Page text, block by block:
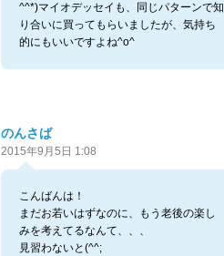
^^*)マイオデッセイも、同じパターンで知
り合いに買ってもらいましたが、気持ち
的にもいいですよね^o^
のんさば
2015年9月5日 1:08
こんばんは！
まだお若いはずなのに、もう老後の楽し
みを考えてるなんて、、、
見習わないと(^^;ゞ